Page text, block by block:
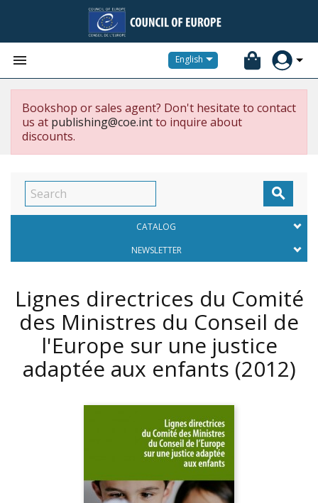
 English
Bookshop or sales agent? Don't hesitate to contact
us at publishing@coe.intto inquire about
discounts.

CATALOG
NEWSLETTER
Lignes directrices du Comité
des Ministres du Conseil de
l'Europe sur une justice
adaptée aux enfants (2012)